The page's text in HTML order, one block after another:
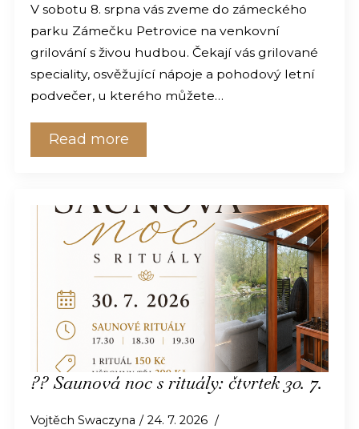
V sobotu 8. srpna vás zveme do zámeckého
parku Zámečku Petrovice na venkovní
grilování s živou hudbou. Čekají vás grilované
speciality, osvěžující nápoje a pohodový letní
podvečer, u kterého můžete…
Read more
?? Saunová noc s rituály: čtvrtek 30. 7.
Vojtěch Swaczyna
24. 7. 2026